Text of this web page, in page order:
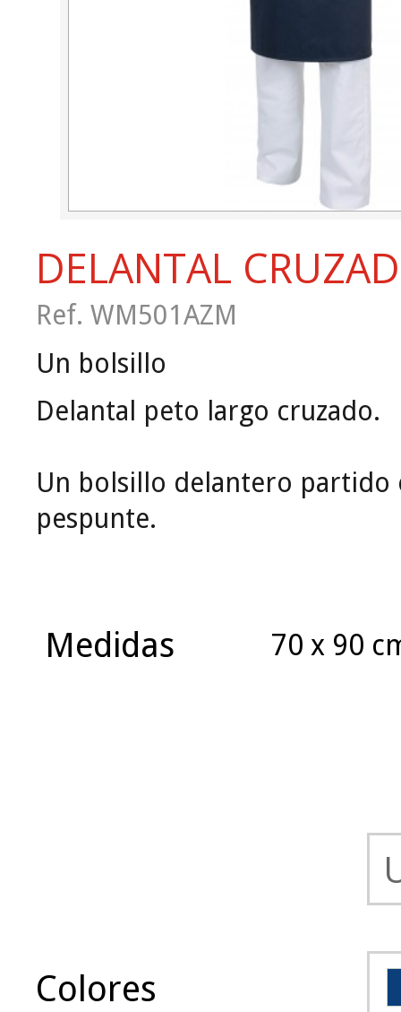
DELANTAL
Ref. WM501AZM
Un bolsillo
Delantal peto largo cruzado.
Un bolsillo delantero partido
pespunte.
Medidas 70 x 90
Colores